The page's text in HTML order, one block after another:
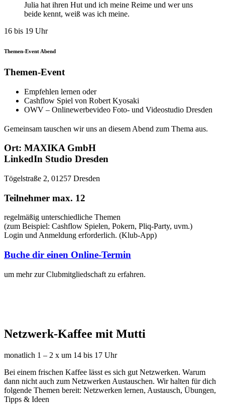
Julia hat ihren Hut und ich meine Reime und wer uns
beide kennt, weiß was ich meine.
16 bis 19 Uhr
Themen-Event Abend
Themen-Event
Empfehlen lernen oder
Cashflow Spiel von Robert Kyosaki
OWV – Onlinewerbevideo Foto- und Videostudio Dresden
Gemeinsam tauschen wir uns an diesem Abend zum Thema aus.
Ort: MAXIKA GmbH
LinkedIn Studio Dresden
Tögelstraße 2, 01257 Dresden
Teilnehmer max. 12
regelmäßig unterschiedliche Themen
(zum Beispiel: Cashflow Spielen, Pokern, Pliq-Party, uvm.)
Login und Anmeldung erforderlich. (Klub-App)
Buche dir einen Online-Termin
um mehr zur Clubmitgliedschaft zu erfahren.
Netzwerk-Kaffee mit Mutti
monatlich 1 – 2 x um 14 bis 17 Uhr
Bei einem frischen Kaffee lässt es sich gut Netzwerken. Warum
dann nicht auch zum Netzwerken Austauschen. Wir halten für dich
folgende Themen bereit: Netzwerken lernen, Austausch, Übungen,
Tipps & Ideen